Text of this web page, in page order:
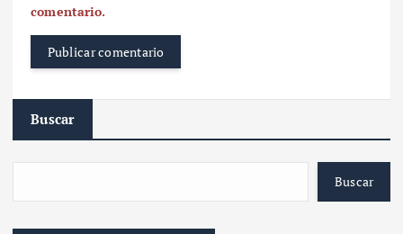
comentario.
Buscar
Buscar